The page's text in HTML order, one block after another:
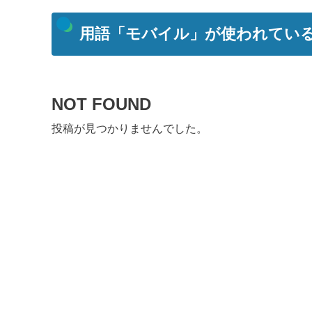
用語「モバイル」が使われてい
NOT FOUND
投稿が見つかりませんでした。